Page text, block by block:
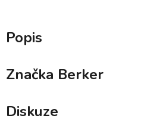
Popis
Značka Berker
Diskuze